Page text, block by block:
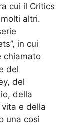
cui il Critics
altri.
in cui
chiamato
del
del
della
e della
una così